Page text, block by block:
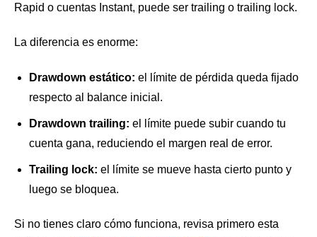
Rapid o cuentas Instant, puede ser trailing o trailing lock.
La diferencia es enorme:
Drawdown estático: el límite de pérdida queda fijado
respecto al balance inicial.
Drawdown trailing: el límite puede subir cuando tu
cuenta gana, reduciendo el margen real de error.
Trailing lock: el límite se mueve hasta cierto punto y
luego se bloquea.
Si no tienes claro cómo funciona, revisa primero esta